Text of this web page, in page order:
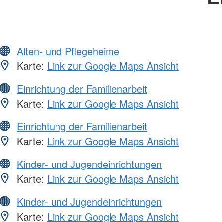
Alten- und Pflegeheime
Karte: Link zur Google Maps Ansicht
Einrichtung der Familienarbeit
Karte: Link zur Google Maps Ansicht
Einrichtung der Familienarbeit
Karte: Link zur Google Maps Ansicht
Kinder- und Jugendeinrichtungen
Karte: Link zur Google Maps Ansicht
Kinder- und Jugendeinrichtungen
Karte: Link zur Google Maps Ansicht